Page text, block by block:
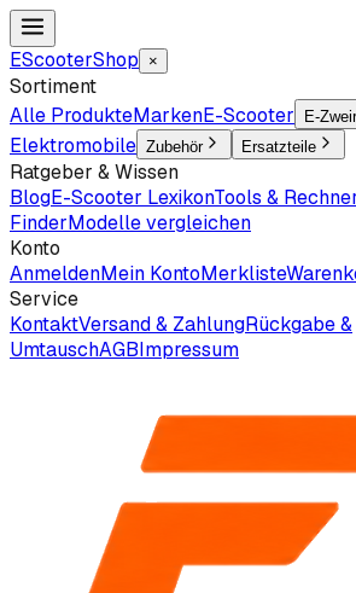
EScooterShop ×
Sortiment
Alle ProdukteMarkenE-Scooter E-
Elektromobile Zubehör Ersatzteile
Ratgeber & Wissen
BlogE-Scooter LexikonTools &
FinderModelle vergleichen
Konto
AnmeldenMein KontoMerkliste
Service
KontaktVersand & ZahlungRückgabe &
UmtauschAGBImpressum